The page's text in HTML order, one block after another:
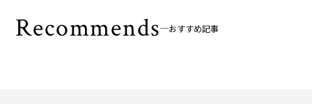
Recommends おすすめ記事